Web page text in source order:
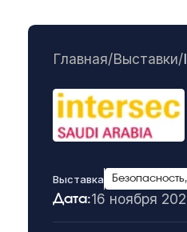
Главная/Выставки/
Выставка
Дата:16 ноября